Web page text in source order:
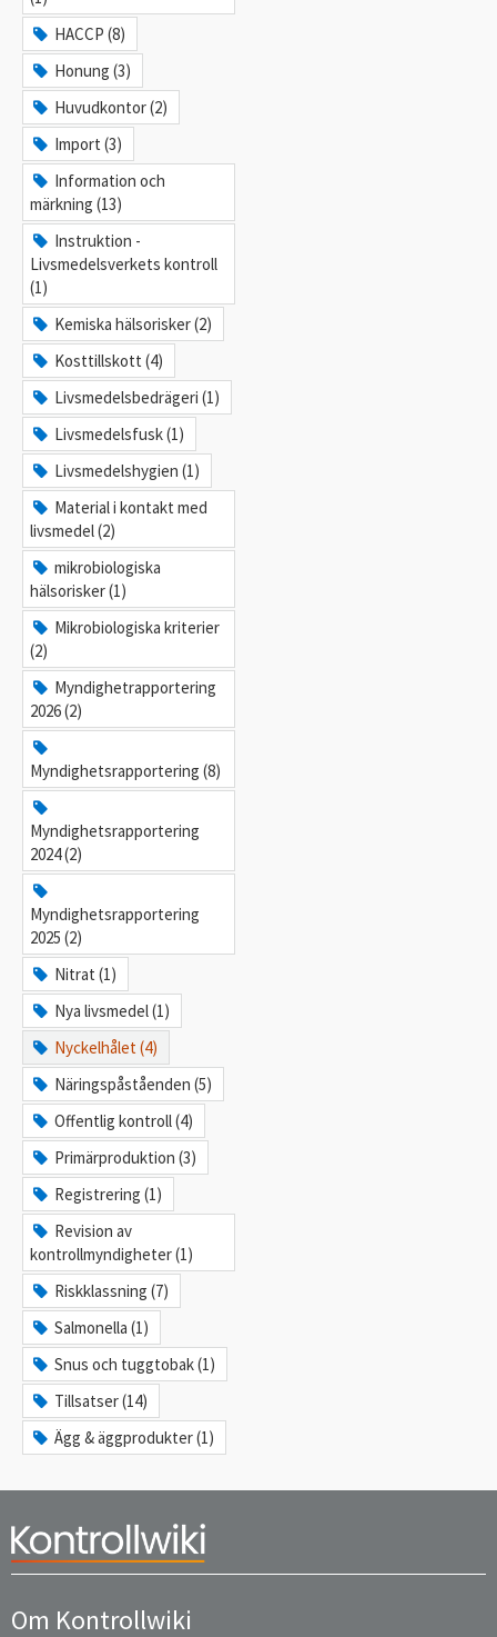
HACCP (8)
Honung (3)
Huvudkontor (2)
Import (3)
Information och
märkning (13)
Instruktion -
Livsmedelsverkets kontroll
(1)
Kemiska hälsorisker (2)
Kosttillskott (4)
Livsmedelsbedrägeri (1)
Livsmedelsfusk (1)
Livsmedelshygien (1)
Material i kontakt med
livsmedel (2)
mikrobiologiska
hälsorisker (1)
Mikrobiologiska kriterier
(2)
Myndighetrapportering
2026 (2)
Myndighetsrapportering (8)
Myndighetsrapportering
2024 (2)
Myndighetsrapportering
2025 (2)
Nitrat (1)
Nya livsmedel (1)
Nyckelhålet (4)
Näringspåståenden (5)
Offentlig kontroll (4)
Primärproduktion (3)
Registrering (1)
Revision av
kontrollmyndigheter (1)
Riskklassning (7)
Salmonella (1)
Snus och tuggtobak (1)
Tillsatser (14)
Ägg & äggprodukter (1)
Om Kontrollwiki